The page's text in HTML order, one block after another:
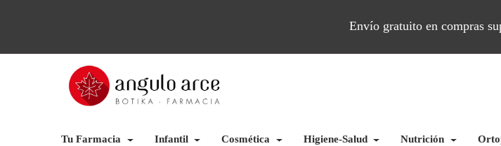
Envío gratuito en compras
Tu Farmacia Infantil Cosmética Higiene-Salud Nutrición